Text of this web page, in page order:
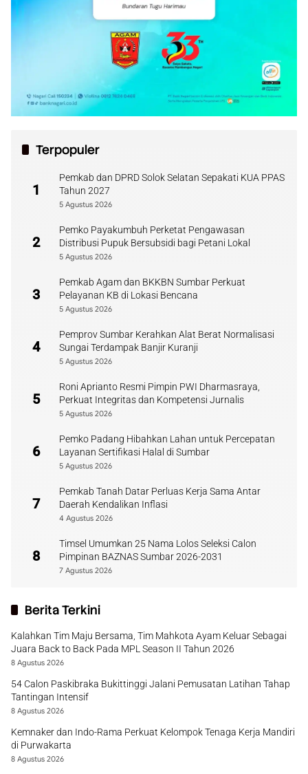
Terpopuler
1
Pemkab dan DPRD Solok Selatan Sepakati KUA PPAS
Tahun 2027
5 Agustus 2026
2
Pemko Payakumbuh Perketat Pengawasan
Distribusi Pupuk Bersubsidi bagi Petani Lokal
5 Agustus 2026
3
Pemkab Agam dan BKKBN Sumbar Perkuat
Pelayanan KB di Lokasi Bencana
5 Agustus 2026
4
Pemprov Sumbar Kerahkan Alat Berat Normalisasi
Sungai Terdampak Banjir Kuranji
5 Agustus 2026
5
Roni Aprianto Resmi Pimpin PWI Dharmasraya,
Perkuat Integritas dan Kompetensi Jurnalis
5 Agustus 2026
6
Pemko Padang Hibahkan Lahan untuk Percepatan
Layanan Sertifikasi Halal di Sumbar
5 Agustus 2026
7
Pemkab Tanah Datar Perluas Kerja Sama Antar
Daerah Kendalikan Inflasi
4 Agustus 2026
8
Timsel Umumkan 25 Nama Lolos Seleksi Calon
Pimpinan BAZNAS Sumbar 2026-2031
7 Agustus 2026
Berita Terkini
Kalahkan Tim Maju Bersama, Tim Mahkota Ayam Keluar Sebagai
Juara Back to Back Pada MPL Season II Tahun 2026
8 Agustus 2026
54 Calon Paskibraka Bukittinggi Jalani Pemusatan Latihan Tahap
Tantingan Intensif
8 Agustus 2026
Kemnaker dan Indo-Rama Perkuat Kelompok Tenaga Kerja Mandiri
di Purwakarta
8 Agustus 2026